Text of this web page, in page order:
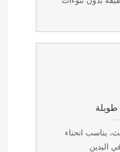
طويلة
يناسب انحناء